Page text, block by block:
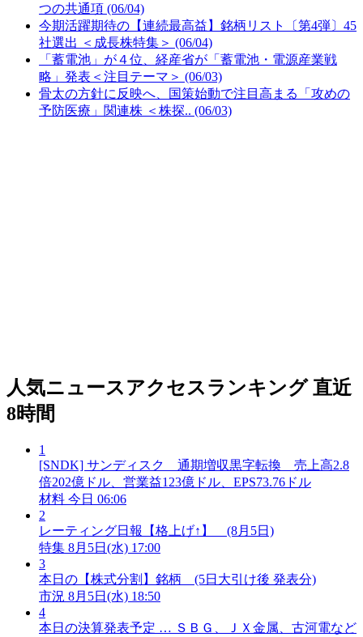
つの共通項 (06/04)
今期活躍期待の【連続最高益】銘柄リスト〔第4弾〕45
社選出 ＜成長株特集＞ (06/04)
「蓄電池」が４位、経産省が「蓄電池・電源産業戦
略」発表＜注目テーマ＞ (06/03)
骨太の方針に反映へ、国策始動で注目高まる「攻めの
予防医療」関連株 ＜株探.. (06/03)
人気ニュースアクセスランキング 直近
8時間
1
[SNDK] サンディスク 通期増収黒字転換 売上高2.8
倍202億ドル、営業益123億ドル、EPS73.76ドル
材料 今日 06:06
2
レーティング日報【格上げ↑】 (8月5日)
特集 8月5日(水) 17:00
3
本日の【株式分割】銘柄 (5日大引け後 発表分)
市況 8月5日(水) 18:50
4
本日の決算発表予定 … ＳＢＧ、ＪＸ金属、古河電など